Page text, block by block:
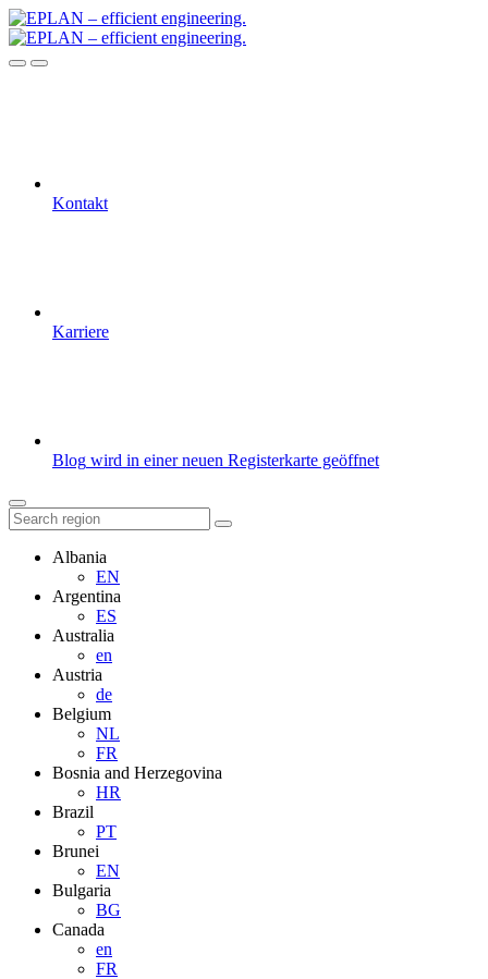
Kontakt
Karriere
Blog wird in einer neuen Registerkarte geöffnet
Albania
EN
Argentina
ES
Australia
en
Austria
de
Belgium
NL
FR
Bosnia and Herzegovina
HR
Brazil
PT
Brunei
EN
Bulgaria
BG
Canada
en
FR